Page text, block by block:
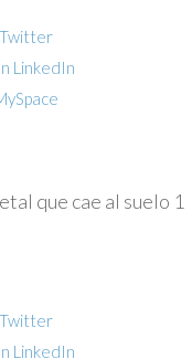
que cae al suelo 1